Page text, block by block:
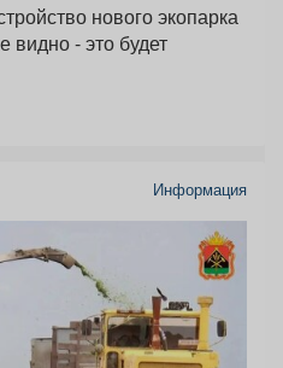
нового экопарка
видно - это будет
Информация